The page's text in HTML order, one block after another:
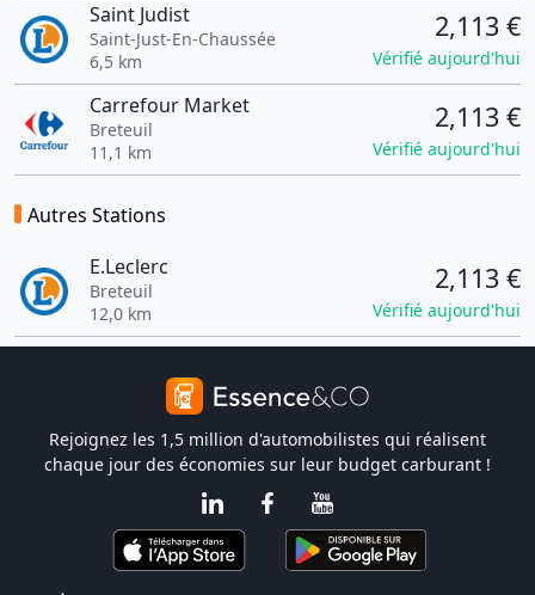
Saint Judist
Saint-Just-En-Chaussée
6,5 km
2,113 €
Vérifié aujourd'hui
Carrefour Market
Breteuil
11,1 km
2,113 €
Vérifié aujourd'hui
Autres Stations
E.Leclerc
Breteuil
12,0 km
2,113 €
Vérifié aujourd'hui
Rejoignez les 1,5 million d'automobilistes qui réalisent
chaque jour des économies sur leur budget carburant !